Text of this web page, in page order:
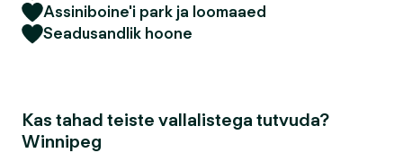
Assiniboine'i park ja loomaaed
Seadusandlik hoone
Kas tahad teiste vallalistega tutvuda?
Winnipeg